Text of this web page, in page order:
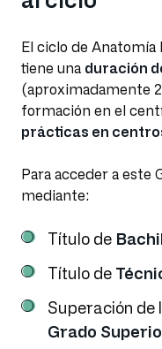
El ciclo de
tiene una duración
(aproximadamente
formación en el
prácticas en
Para acceder a este
mediante:
Título de
Título de
Superación de
Grado